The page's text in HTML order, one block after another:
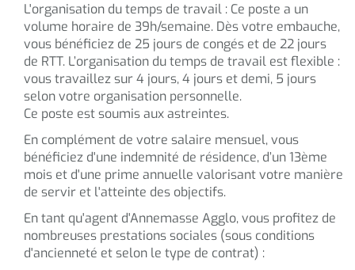
L'organisation du temps de travail : Ce poste a un
volume horaire de 39h/semaine. Dès votre embauche,
vous bénéficiez de 25 jours de congés et de 22 jours
de RTT. L’organisation du temps de travail est flexible :
vous travaillez sur 4 jours, 4 jours et demi, 5 jours
selon votre organisation personnelle.
Ce poste est soumis aux astreintes.
En complément de votre salaire mensuel, vous
bénéficiez d'une indemnité de résidence, d’un 13ème
mois et d'une prime annuelle valorisant votre manière
de servir et l'atteinte des objectifs.
En tant qu'agent d'Annemasse Agglo, vous profitez de
nombreuses prestations sociales (sous conditions
d'ancienneté et selon le type de contrat) :